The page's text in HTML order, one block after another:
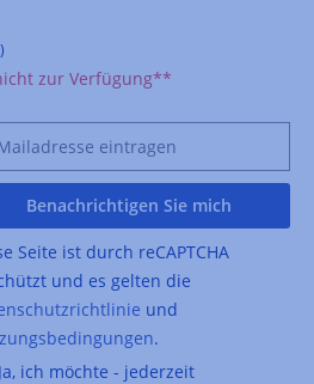
zur Verfügung**
Benachrichtigen Sie mich
Seite ist durch reCAPTCHA
und es gelten die
und
.
Ja, ich möchte - jederzeit